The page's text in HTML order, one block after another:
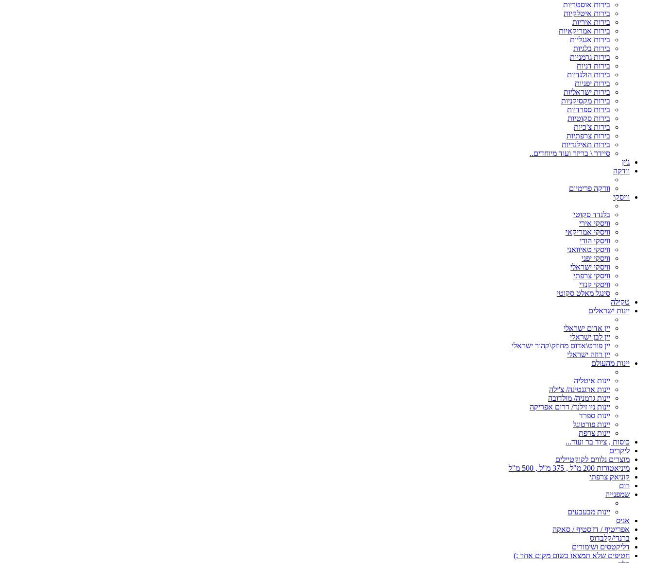
בירות אוסטריות
בירות איטלקיות
בירות איריות
בירות אמריקאיות
בירות אנגליות
בירות בלגיות
בירות גרמניות
בירות דניות
בירות הולנדיות
בירות יפניות
בירות ישראליות
בירות מקסיקניות
בירות ספרדיות
בירות סקוטיות
בירות צ'כיות
בירות צרפתיות
בירות תאילנדיות
סיידר \ בריזר ועוד מיוחדים..
ג'ין
וודקה
וודקה פרימיום
וויסקי
בלנדד סקוטי
וויסקי אירי
וויסקי אמריקאי
וויסקי הודי
וויסקי טאיוואני
וויסקי יפני
וויסקי ישראלי
וויסקי צרפתי
וויסקי קנדי
סינגל מאלט סקוטי
טקילה
יינות ישראלים
יין אדום ישראלי
יין לבן ישראלי
יין פורט\אדום מחוזק\קהור ישראלי
יין רוזה ישראלי
יינות מהעולם
יינות איטליה
יינות ארגנטינה/ צ'ילה
יינות גרמניה/ מולדובה
יינות ניו זילנד/ דרום אפריקה
יינות ספרד
יינות פורטוגל
יינות צרפת
כוסות , ציוד בר ועוד...
ליקרים
מוצרים נלווים לקוקטיילים
מיניאטורות 200 מ"ל , 375 מ"ל , 500 מ"ל
קוניאק צרפתי
רום
שמפנייה
יינות מבעבעים
אניס
אפריטיף / דז'סטיף / סאקה
ברנדי/קלבדוס
דליקטסים ושימורים
חטיפים שלא תמצאו בשום מקום אחר ;)